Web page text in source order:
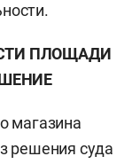
ПЛОЩАДИ
магазина
решения суда